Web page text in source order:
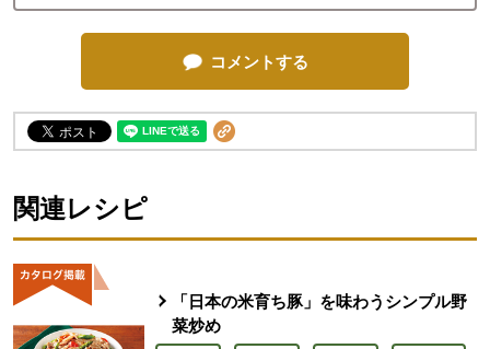
コメントする
関連レシピ
「日本の米育ち豚」を味わうシンプル野
菜炒め